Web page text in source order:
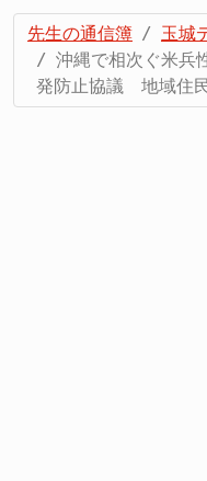
先生の通信簿 玉城
沖縄で相次ぐ米兵
発防止協議 地域住